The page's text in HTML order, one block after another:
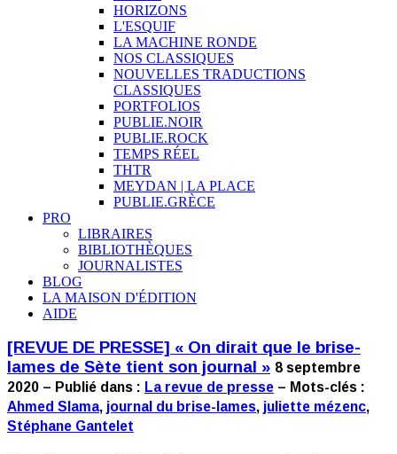
HORIZONS
L'ESQUIF
LA MACHINE RONDE
NOS CLASSIQUES
NOUVELLES TRADUCTIONS
CLASSIQUES
PORTFOLIOS
PUBLIE.NOIR
PUBLIE.ROCK
TEMPS RÉEL
THTR
MEYDAN | LA PLACE
PUBLIE.GRÈCE
PRO
LIBRAIRES
BIBLIOTHÈQUES
JOURNALISTES
BLOG
LA MAISON D'ÉDITION
AIDE
[REVUE DE PRESSE] « On dirait que le brise-
lames de Sète tient son journal » 8 septembre
2020 – Publié dans : La revue de presse – Mots-clés :
Ahmed Slama, journal du brise-lames, juliette mézenc,
Stéphane Gantelet